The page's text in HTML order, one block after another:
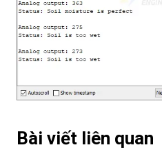
Bài viết liên quan